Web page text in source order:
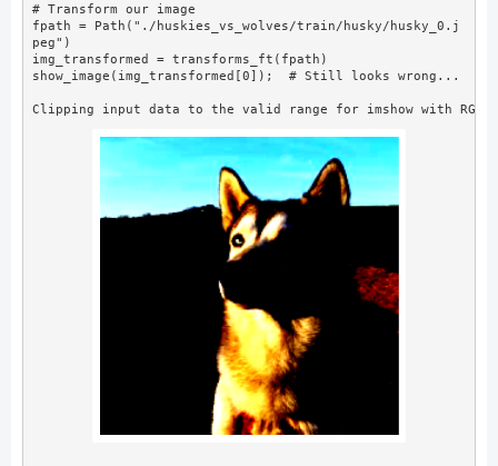
# Transform our image
fpath = Path( "./huskies_vs_wolves/train/husky/husky_0.j
peg" )
img_transformed = transforms_ft(fpath)
show_image(img_transformed[0]) ; # Still looks wrong...
Clipping input data to the valid range for imshow with